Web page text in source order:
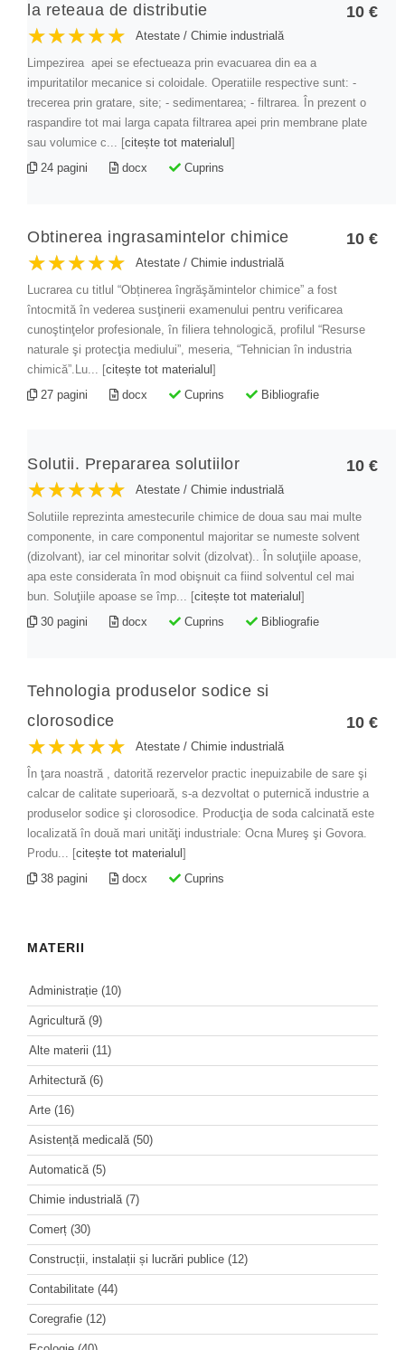
Limba italiană
Managementul calității
Marketing
Materiale de construcții
Pedagogie
Producție media
Tehnici poligrafice
Tehnician Operator Tehnică de Calcul
Teologie
Textile pielărie
Turism
de proiecte deja realizate
ATESTATE ȘI PROIECTE
MATERII
Administrație (10)
Agricultură(9)
Alte materii (11)
Arhitectură(6)
Arte (16)
Asistență medicală(50)
Automatică(5)
Chimie industrială(7)
Comerț (30)
Construcții, instalații și lucrări publice (12)
Contabilitate (44)
Coregrafie (12)
la reteaua de distributie
10 €
★★★★★
★★★★★
★★★★★ Atestate/ Chimie industrială
Limpezirea apei se efectueaza prin evacuarea din ea a
impuritatilor mecanice si coloidale. Operatiile respective sunt: -
trecerea prin gratare, site; - sedimentarea; - filtrarea. În prezent o
raspandire tot mai larga capata filtrarea apei prin membrane plate
sau volumice c... [citește tot materialul]
24 pagini
docx Cuprins
Obtinerea ingrasamintelor chimice 10 €
★★★★★
★★★★★
★★★★★ Atestate/ Chimie industrială
Lucrarea cu titlul “Obținerea îngrăşămintelor chimice” a fost
întocmită în vederea susţinerii examenului pentru verificarea
cunoştinţelor profesionale, în filiera tehnologică, profilul “Resurse
naturale şi protecţia mediului”, meseria, “Tehnician în industria
chimică”.Lu... [citește tot materialul]
27 pagini
docx Cuprins Bibliografie
Solutii. Prepararea solutiilor 10 €
★★★★★
★★★★★
★★★★★ Atestate/ Chimie industrială
Solutiile reprezinta amestecurile chimice de doua sau mai multe
componente, in care componentul majoritar se numeste solvent
(dizolvant), iar cel minoritar solvit (dizolvat).. În soluţiile apoase,
apa este considerata în mod obişnuit ca fiind solventul cel mai
bun. Soluţiile apoase se împ... [citește tot materialul]
30 pagini
docx Cuprins Bibliografie
Tehnologia produselor sodice si
clorosodice
10 €
★★★★★
★★★★★
★★★★★ Atestate/ Chimie industrială
În ţara noastră , datorită rezervelor practic inepuizabile de sare şi
calcar de calitate superioară, s-a dezvoltat o puternică industrie a
produselor sodice şi clorosodice. Producţia de soda calcinată este
localizată în două mari unităţi industriale: Ocna Mureş şi Govora.
Produ... [citește tot materialul]
38 pagini
docx Cuprins